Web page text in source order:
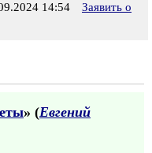
14:54
Заявить о
» (Евгений